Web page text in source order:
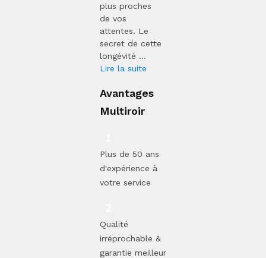
plus proches
de vos
attentes. Le
secret de cette
longévité ...
Lire la suite
Avantages
Multiroir
Plus de 50 ans
d'expérience à
votre service
Qualité
irréprochable &
garantie meilleur